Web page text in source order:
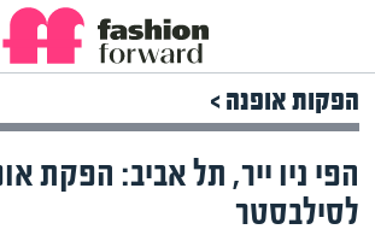
הפקות אופנה >
הפי ניו ייר, תל אביב: הפקת
לסילבסטר